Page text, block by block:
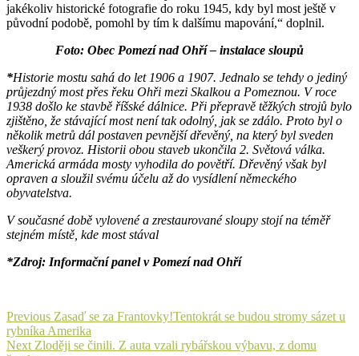
jakékoliv historické fotografie do roku 1945, kdy byl most ještě v
původní podobě, pomohl by tím k dalšímu mapování,“ doplnil.
Foto: Obec Pomezí nad Ohří – instalace sloupů
*Historie mostu sahá do let 1906 a 1907. Jednalo se tehdy o jediný
průjezdný most přes řeku Ohři mezi Skalkou a Pomeznou. V roce
1938 došlo ke stavbě říšské dálnice. Při přepravě těžkých strojů bylo
zjištěno, že stávající most není tak odolný, jak se zdálo. Proto byl o
několik metrů dál postaven pevnější dřevěný, na který byl sveden
veškerý provoz. Historii obou staveb ukončila 2. Světová válka.
Americká armáda mosty vyhodila do povětří. Dřevěný však byl
opraven a sloužil svému účelu až do vysídlení německého
obyvatelstva.
V současné době vylovené a zrestaurované sloupy stojí na téměř
stejném místě, kde most stával
*Zdroj: Informační panel v Pomezí nad Ohří
Navigace
pro
Previous Previous
post:
Zasaď se za Frantovky!Tentokrát se budou stromy sázet u
rybníka Amerika
Next Next
Zloději se činili. Z auta vzali rybářskou výbavu, z domu